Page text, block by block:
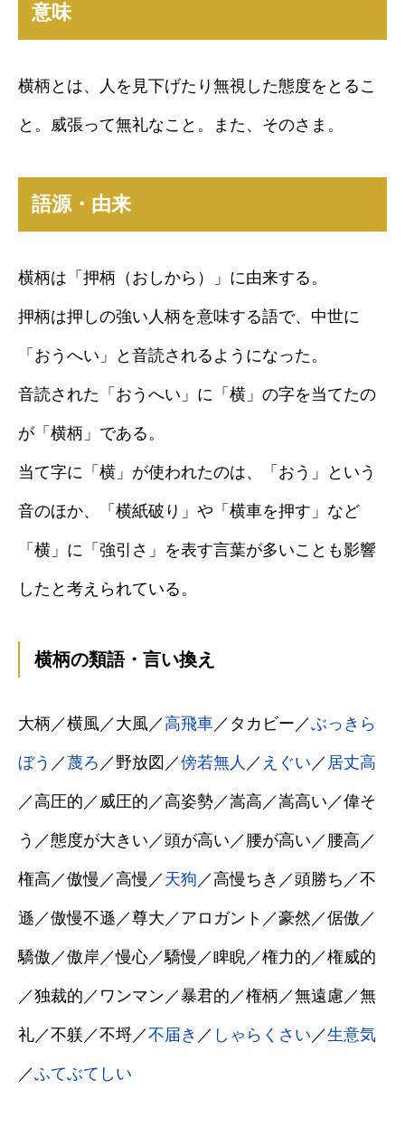
意味
横柄とは、人を見下げたり無視した態度をとるこ
と。威張って無礼なこと。また、そのさま。
語源・由来
横柄は「押柄（おしから）」に由来する。
押柄は押しの強い人柄を意味する語で、中世に
「おうへい」と音読されるようになった。
音読された「おうへい」に「横」の字を当てたの
が「横柄」である。
当て字に「横」が使われたのは、「おう」という
音のほか、「横紙破り」や「横車を押す」など
「横」に「強引さ」を表す言葉が多いことも影響
したと考えられている。
横柄の類語・言い換え
大柄／横風／大風／高飛車／タカビー／ぶっきら
ぼう ／蔑ろ ／野放図／傍若無人 ／ えぐい ／ 居丈高
／高圧的／威圧的／高姿勢／嵩高／嵩高い／偉そ
う／態度が大きい／頭が高い／腰が高い／腰高／
権高／傲慢／高慢／ 天狗 ／高慢ちき／頭勝ち／不
遜／傲慢不遜／尊大／アロガント／豪然／倨傲／
驕傲／傲岸／慢心／驕慢／睥睨／権力的／権威的
／独裁的／ワンマン／暴君的／権柄／無遠慮／無
礼／不躾／不埒／不届き ／ しゃらくさい ／生意気
／ふてぶてしい